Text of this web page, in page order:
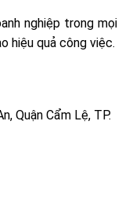
nghiệp trong mọi
hiệu quả công việc.
Quận Cẩm Lệ, TP.